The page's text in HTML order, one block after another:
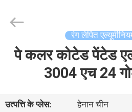
घर
Aluminum
Industry
Reserved.
रंग लेपित
पे कलर कोटेड पेंटेड
3004 एच 24
उत्पत्ति के प्लेस:
हेनान चीन